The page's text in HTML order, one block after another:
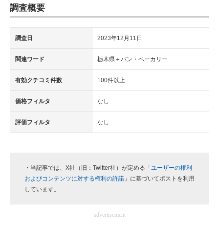
調査概要
調査日 2023年12月11日
関連ワード 栃木県＋パン・ベーカリー
有効クチコミ件数 100件以上
価格フィルタ なし
評価フィルタ なし
・当記事では、X社（旧：Twitter社）が定める「 ユーザーの権利
およびコンテンツに対する権利の許諾 」に基づいてポストを利用
しています。
advertisement